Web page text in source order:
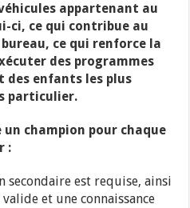
appartenant au
ci, ce qui contribue au
ce qui renforce la
des programmes
des enfants les plus
particulier.
champion pour chaque
:
secondaire est requise, ainsi
et une connaissance